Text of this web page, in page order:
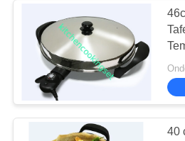
NIEUWS
GEVALLEN
SITEMAP
de ketel
roestvrij
40